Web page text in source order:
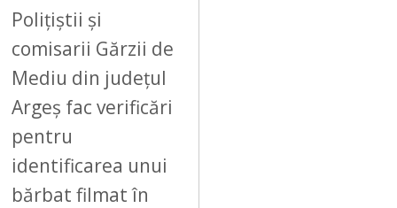
Polițiștii și
comisarii Gărzii de
Mediu din județul
Argeș fac verificări
pentru
identificarea unui
bărbat filmat în